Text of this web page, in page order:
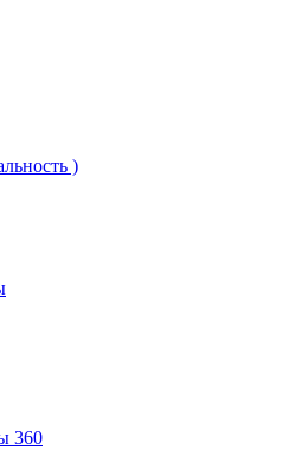
)
360